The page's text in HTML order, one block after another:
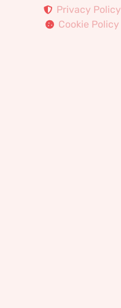
Privacy Policy
Cookie Policy